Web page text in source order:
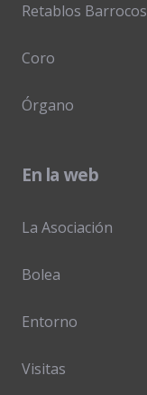
Retablos Barrocos
Coro
Órgano
En la web
La Asociación
Bolea
Entorno
Visitas